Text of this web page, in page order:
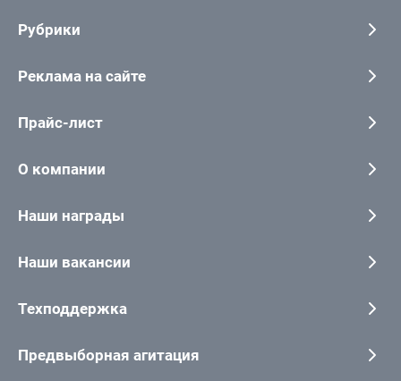
Рубрики
Реклама на сайте
Прайс-лист
О компании
Наши награды
Наши вакансии
Техподдержка
Предвыборная агитация